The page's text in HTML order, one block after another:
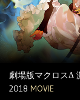
劇場版マクロスΔ
2018 MOVIE